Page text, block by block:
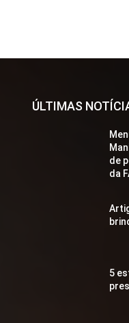
ÚLTIMAS
de
da
5